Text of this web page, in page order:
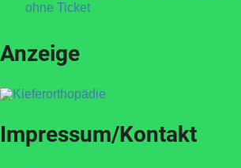
ohne Ticket
Anzeige
Impressum/Kontakt